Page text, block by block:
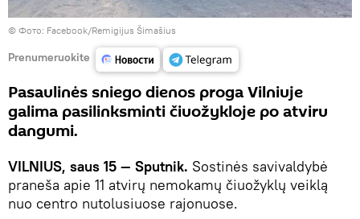
© Фото: Facebook/Remigijus Šimašius
Prenumeruokite
Pasaulinės sniego dienos proga Vilniuje
galima pasilinksminti čiuožykloje po atviru
dangumi.
VILNIUS, saus 15 — Sputnik. Sostinės savivaldybė
praneša apie 11 atvirų nemokamų čiuožyklų veiklą
nuo centro nutolusiuose rajonuose.